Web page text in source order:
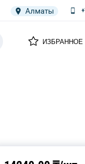
Алматы
ИЗБРАННОЕ